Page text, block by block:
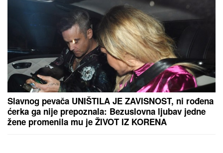
Slavnog pevača UNIŠTILA JE ZAVISNOST, ni rođena
ćerka ga nije prepoznala: Bezuslovna ljubav jedne
žene promenila mu je ŽIVOT IZ KORENA